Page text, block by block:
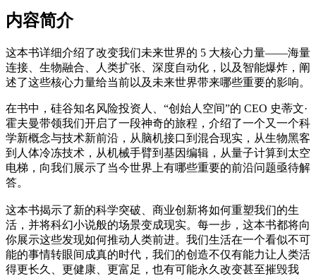
内容简介
这本书详细介绍了改变我们未来世界的 5 大核心力量——海量
连接、生物融合、人类扩张、深度自动化，以及智能爆炸，阐
述了这些核心力量给当前以及未来世界带来哪些重要的影响。
在书中，硅谷知名风险投资人、“创始人空间”的 CEO 史蒂文·
霍夫曼带领我们开启了一段神奇的旅程，介绍了一个又一个科
学新概念与技术新前沿，从脑机接口到混合现实，从生物黑客
到人体冷冻技术，从机械手臂到基因编辑，从量子计算到太空
电梯，向我们展示了当今世界上有哪些重要的前沿问题亟待解
答。
这本书揭示了新的科学突破、商业创新将如何重塑我们的生
活，并将科幻小说般的场景变成现实。每一步，这本书都将向
你展示这些发现如何推动人类前进。我们生活在一个看似不可
能的事情转眼间成真的时代，我们的创造不仅有能力让人类活
得更长久、更健康、更富足，也有可能永久改变甚至摧毁我